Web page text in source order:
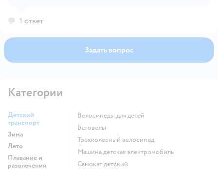
1 ответ
Задать вопрос
Категории
Детский
транспорт
Зима
Лето
Плавание и
развлечения
Велосипеды для детей
Беговелы
Трехколесный велосипед
Машина детская электромобиль
Самокат детский